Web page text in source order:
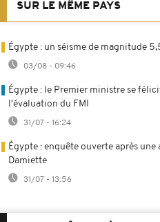
SUR LE MÊME PAYS
Égypte : un séisme de magnitude
03/08 - 09:46
Égypte : le Premier ministre se
l'évaluation du FMI
31/07 - 16:24
Égypte : enquête ouverte après
Damiette
31/07 - 13:56